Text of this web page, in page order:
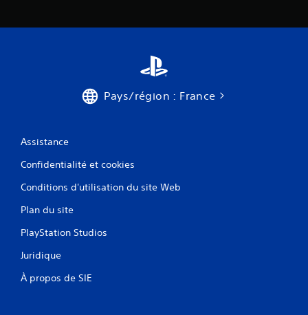
Pays/région : France
Assistance
Confidentialité et cookies
Conditions d'utilisation du site Web
Plan du site
PlayStation Studios
Juridique
À propos de SIE